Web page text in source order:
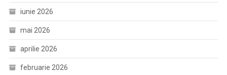
iunie 2026
mai 2026
aprilie 2026
februarie 2026